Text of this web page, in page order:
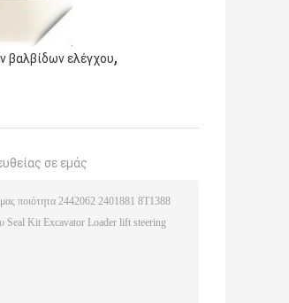
βαλβίδων ελέγχου,
σε εμάς